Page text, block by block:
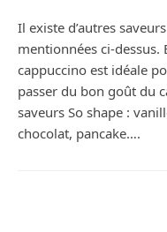
Il existe d’autres
mentionnées ci-dessus.
cappuccino est idéale
passer du bon goût du
saveurs So shape :
chocolat, pancake….